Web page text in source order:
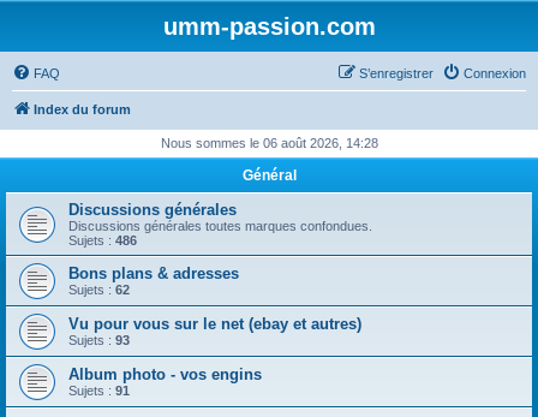
umm-passion.com
FAQ Connexion
S’enregistrer
Index du forum
Nous sommes le 06 août 2026, 14:28
Général
Discussions générales
Discussions générales toutes marques confondues.
Sujets : 486
Bons plans & adresses
Sujets : 62
Vu pour vous sur le net (ebay et autres)
Sujets : 93
Album photo - vos engins
Sujets : 91